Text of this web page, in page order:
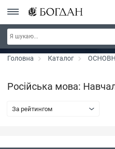
РОЗПРОДАЖ ~ 150 грн ~ 200 грн ~ 250
300 грн ~ РОЗПРОДАЖ
Головна Каталог
Російська мова:
За рейтингом